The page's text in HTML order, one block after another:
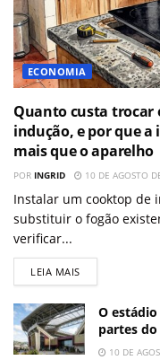
ECONOMIA
Quanto custa trocar
indução, e por que
mais que o aparelho
POR INGRID 10 DE AGOSTO
Instalar um cooktop de
substituir o fogão
verificar...
LEIA MAIS
O
partes
10 DE